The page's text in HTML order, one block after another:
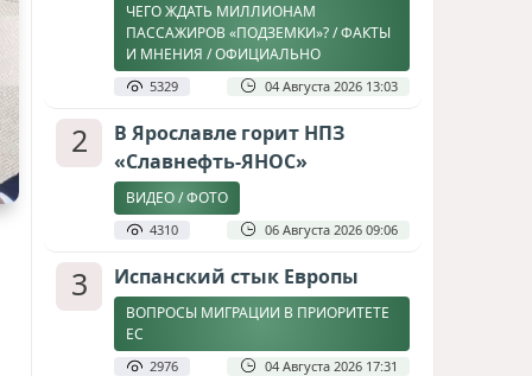
ЧЕГО ЖДАТЬ МИЛЛИОНАМ
ПАССАЖИРОВ «ПОДЗЕМКИ»? / ФАКТЫ
И МНЕНИЯ / ОФИЦИАЛЬНО
5329 04 Августа 2026 13:03
2
В Ярославле горит НПЗ
«Славнефть-ЯНОС»
ВИДЕО / ФОТО
4310 06 Августа 2026 09:06
3 Испанский стык Европы
ВОПРОСЫ МИГРАЦИИ В ПРИОРИТЕТЕ
ЕС
2976 04 Августа 2026 17:31